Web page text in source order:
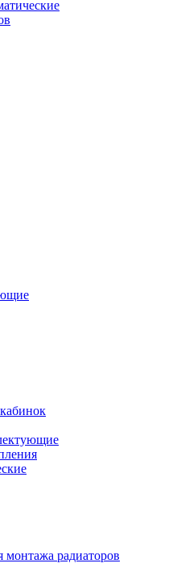
радиаторов